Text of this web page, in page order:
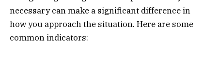
necessary can make a significant difference in
how you approach the situation. Here are some
common indicators: